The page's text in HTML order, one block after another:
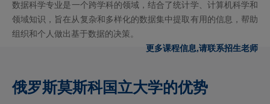
‌数据科学专业是一个跨学科的领域，结合了统计学、计算机科学和
领域知识，旨在从复杂和多样化的数据集中提取有用的信息，帮助
组织和个人做出基于数据的决策‌。
更多课程信息,请联系招生老师
俄罗斯莫斯科国立大学的优势